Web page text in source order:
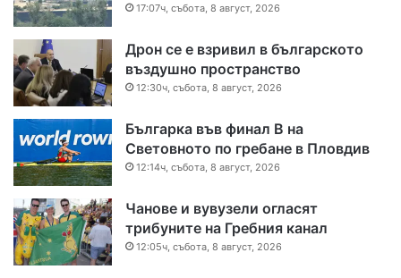
17:07ч, събота, 8 август, 2026
Дрон се е взривил в българското
въздушно пространство
12:30ч, събота, 8 август, 2026
Българка във финал B на
Световното по гребане в Пловдив
12:14ч, събота, 8 август, 2026
Чанове и вувузели огласят
трибуните на Гребния канал
12:05ч, събота, 8 август, 2026